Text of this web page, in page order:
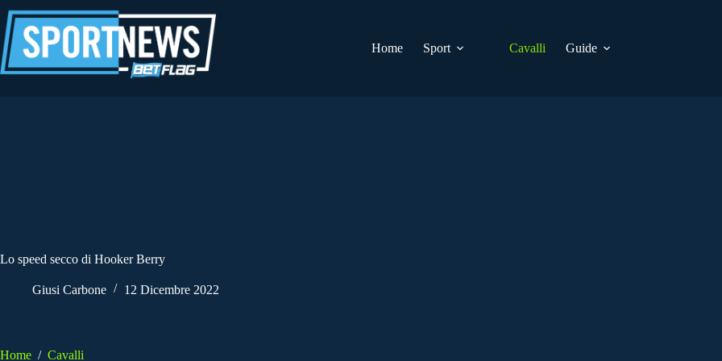
al
contenuto
Home
Sport Cavalli Guide
Lo speed secco di Hooker Berry
Giusi Carbone 12 Dicembre 2022
Home / Cavalli